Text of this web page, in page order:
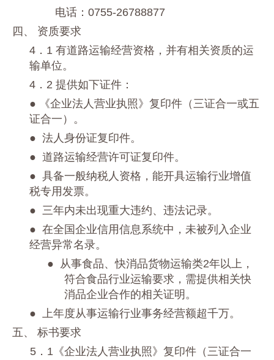
电话：0755-26788877
四、 资质要求
4．1 有道路运输经营资格，并有相关资质的运
输单位。
4．2 提供如下证件：
● 《企业法人营业执照》复印件（三证合一或五
证合一）。
● 法人身份证复印件。
● 道路运输经营许可证复印件。
● 具备一般纳税人资格，能开具运输行业增值
税专用发票。
● 三年内未出现重大违约、违法记录。
● 在全国企业信用信息系统中，未被列入企业
经营异常名录。
● 从事食品、快消品货物运输类2年以上，
符合食品行业运输要求，需提供相关快
消品企业合作的相关证明。
● 上年度从事运输行业事务经营额超千万。
五、 标书要求
5．1《企业法人营业执照》复印件（三证合一